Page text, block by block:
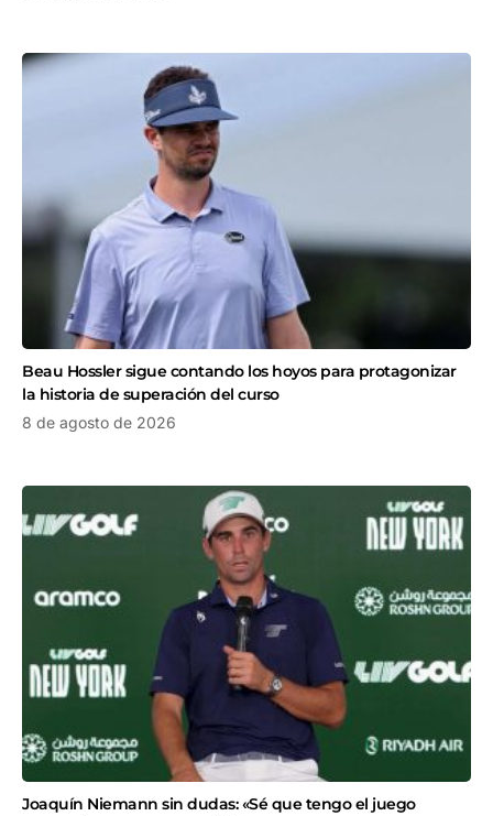
Beau Hossler sigue contando los hoyos para protagonizar
la historia de superación del curso
8 de agosto de 2026
Joaquín Niemann sin dudas: «Sé que tengo el juego